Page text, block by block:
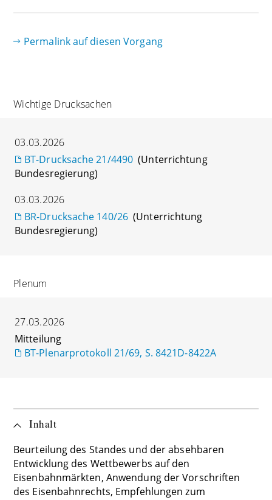
Permalink auf diesen Vorgang
Wichtige Drucksachen
03.03.2026
BT-Drucksache 21/4490 (Unterrichtung
Bundesregierung)
03.03.2026
BR-Drucksache 140/26 (Unterrichtung
Bundesregierung)
Plenum
27.03.2026
Mitteilung
BT-Plenarprotokoll 21/69, S. 8421D-8422A
Inhalt
Beurteilung des Standes und der absehbaren
Entwicklung des Wettbewerbs auf den
Eisenbahnmärkten, Anwendung der Vorschriften
des Eisenbahnrechts, Empfehlungen zum